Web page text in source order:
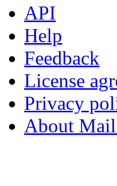
API
Help
Feedback
License
Privacy
About